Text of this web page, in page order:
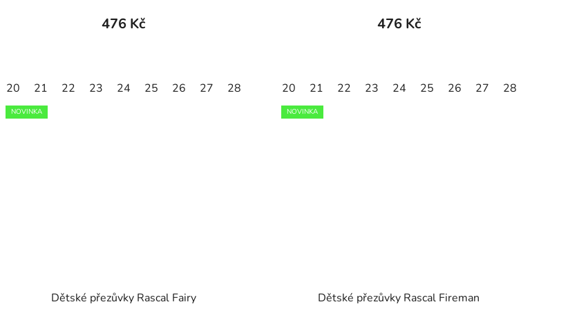
30 31 32 33 34 35
476 Kč
20 21 22 23 24 25 26 27 28 30 31 32 33 34 35
476 Kč
20 21 22 23 24 25 26 27 28
NOVINKA
Dětské přezůvky Rascal Fairy
NOVINKA
Dětské přezůvky Rascal Fireman